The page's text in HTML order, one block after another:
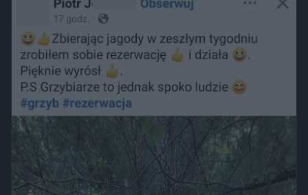
przez nagość, złamanie regulaminu parku albo zajęcie
trawnika, który nie został przeznaczony do rekreacji.